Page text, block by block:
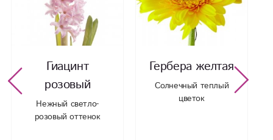
Гиацинт
розовый
Нежный светло-
розовый оттенок
Гербера желтая
Солнечный теплый
цветок